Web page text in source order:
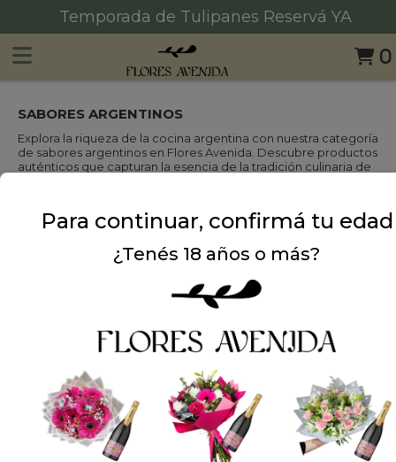
0
Temporada de Tulipanes Reservá YA
SABORES ARGENTINOS
Explora la riqueza de la cocina argentina con nuestra categoría
de sabores argentinos en Flores Avenida. Descubre productos
auténticos que capturan la esencia de la tradición culinaria de
Para continuar, confirmá tu edad
¿Tenés 18 años o más?